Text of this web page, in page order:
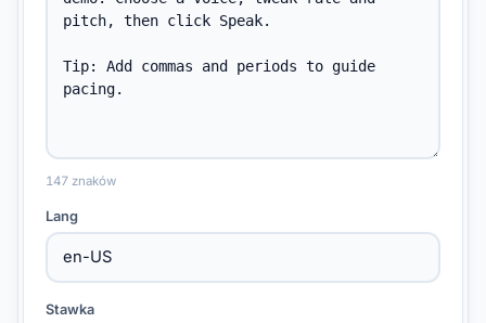
147 znaków
Lang
Stawka